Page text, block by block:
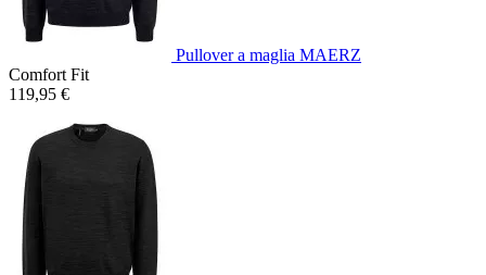
Pullover a maglia MAERZ
Comfort Fit
119,95 €